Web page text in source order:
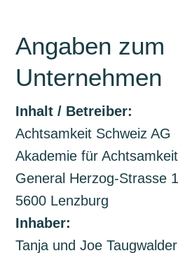
Angaben zum
Unternehmen
Inhalt / Betreiber:
Achtsamkeit Schweiz AG
Akademie für
General Herzog-Strasse 1
5600 Lenzburg
Inhaber:
Tanja und Joe Taugwalder